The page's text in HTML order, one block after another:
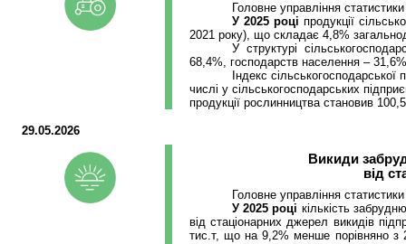
Головне управління
У 2025роціпродукції
2021 року), що складає 4,8%
У структурі
68,4%, господарств населення –
Індекс
числі у сільськогосподарських
продукції рослинництва становив
29.05.2026
Викиди
від
Головне управління
У 2025 році кількість
від стаціонарних джерел викидів
тис.т, що на 9,2% менше порівняно з